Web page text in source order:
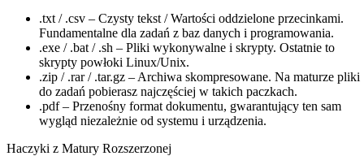
.txt / .csv – Czysty tekst / Wartości oddzielone przecinkami.
Fundamentalne dla zadań z baz danych i programowania.
.exe / .bat / .sh – Pliki wykonywalne i skrypty. Ostatnie to
skrypty powłoki Linux/Unix.
.zip / .rar / .tar.gz – Archiwa skompresowane. Na maturze pliki
do zadań pobierasz najczęściej w takich paczkach.
.pdf– Przenośny format dokumentu, gwarantujący ten sam
wygląd niezależnie od systemu i urządzenia.
Haczyki z Matury Rozszerzonej